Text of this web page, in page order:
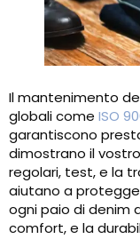
Il mantenimento
globali come ISO
garantiscono
dimostrano il
regolari, test, e la
aiutano a
ogni paio di denim
comfort, e la